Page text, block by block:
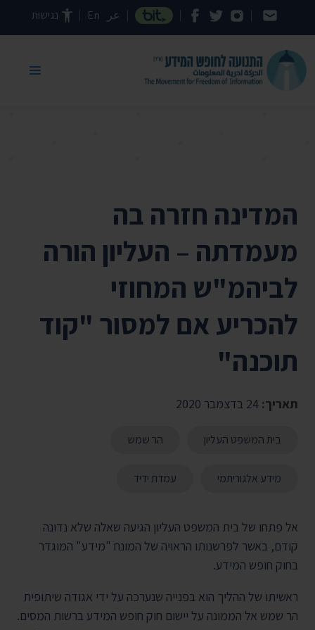
דילוג לתוכן העמוד عر En נגישות
המדינה חזרה בה
מעמדתה – העליון הורה
לביהמ"ש המחוזי
להכריע אם למסור "קוד
תוכנה"
תאריך:
בית המשפט העליון הר שמש
מידע אלגוריתמי עמדת ידיד
אל פתחו של בית המשפט העליון הגיעה שאלה שלא נדונה
קודם, באשר לפרשנותו הראויה של המונח "מידע" המוגדר
בחוק חופש המידע.
ראשיתו של ההליך הוא בפנייה שנערכה על ידי אגודה שיתופית
הר שמש אל הממונה על יישום חוק חופש המידע ברשות המסים.